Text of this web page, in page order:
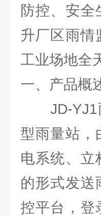
防控、安
升厂区雨情
工业场地全
一、产品概
JD-YJ1雨
型雨量站，
电系统、立
的形式发送
控平台，登